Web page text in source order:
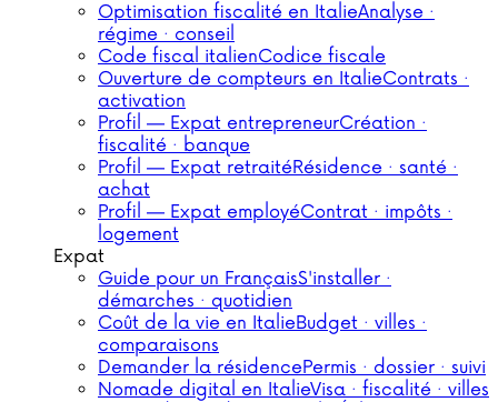
Optimisation fiscalité en ItalieAnalyse ·
régime · conseil
Code fiscal italienCodice fiscale
Ouverture de compteurs en ItalieContrats ·
activation
Profil — Expat entrepreneurCréation ·
fiscalité · banque
Profil — Expat retraitéRésidence · santé ·
achat
Profil — Expat employéContrat · impôts ·
logement
Expat
Guide pour un FrançaisS'installer ·
démarches · quotidien
Coût de la vie en ItalieBudget · villes ·
comparaisons
Demander la résidencePermis · dossier · suivi
Nomade digital en ItalieVisa · fiscalité · villes